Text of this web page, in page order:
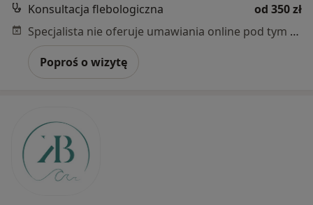
Konsultacja flebologiczna
od 350 zł
Specjalista nie oferuje umawiania online pod tym adresem.
Poproś o wizytę